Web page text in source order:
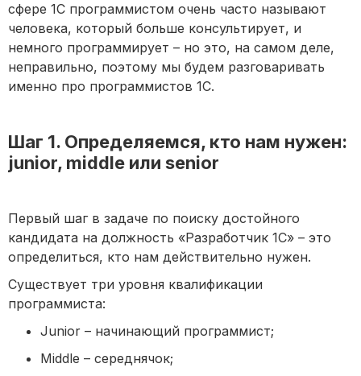
сфере 1С программистом очень часто называют
человека, который больше консультирует, и
немного программирует – но это, на самом деле,
неправильно, поэтому мы будем разговаривать
именно про программистов 1С.
Шаг 1. Определяемся, кто нам нужен:
junior, middle или senior
Первый шаг в задаче по поиску достойного
кандидата на должность «Разработчик 1С» – это
определиться, кто нам действительно нужен.
Существует три уровня квалификации
программиста:
Junior – начинающий программист;
Middle – середнячок;